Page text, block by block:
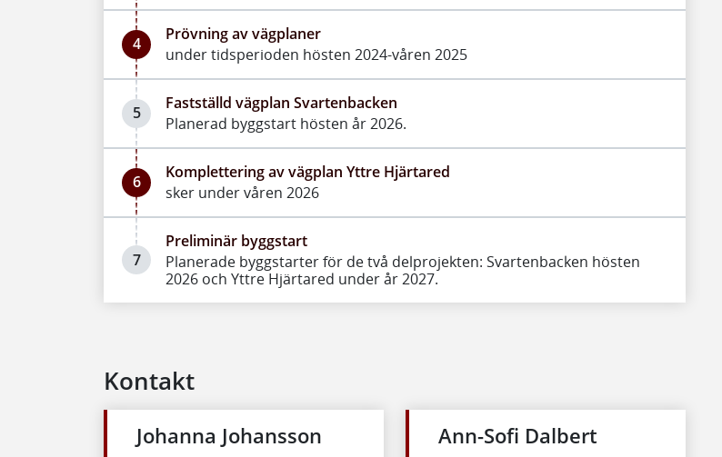
4
Prövning av vägplaner
under tidsperioden hösten 2024-våren 2025
5
Fastställd vägplan Svartenbacken
Planerad byggstart hösten år 2026.
6
Komplettering av vägplan Yttre Hjärtared
sker under våren 2026
7
Preliminär byggstart
Planerade byggstarter för de två delprojekten: Svartenbacken hösten
2026 och Yttre Hjärtared under år 2027.
Kontakt
Johanna Johansson Ann-Sofi Dalbert